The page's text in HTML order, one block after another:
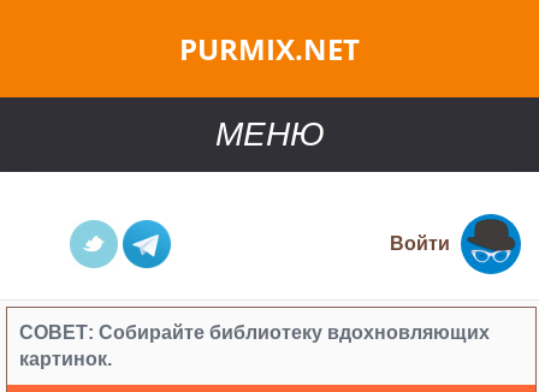
PURMIX.NET
МЕНЮ
Войти
СОВЕТ: Собирайте библиотеку вдохновляющих
картинок.